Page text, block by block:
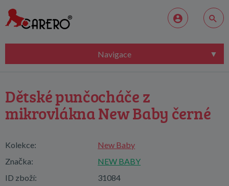
Navigace
Dětské punčocháče z
mikrovlákna New Baby černé
Kolekce:
New Baby
Značka:
NEW BABY
ID zboží:
31084